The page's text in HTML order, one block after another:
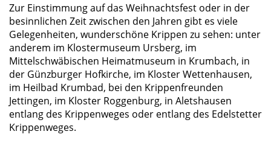
Zur Einstimmung auf das Weihnachtsfest oder in der
besinnlichen Zeit zwischen den Jahren gibt es viele
Gelegenheiten, wunderschöne Krippen zu sehen: unter
anderem im Klostermuseum Ursberg, im
Mittelschwäbischen Heimatmuseum in Krumbach, in
der Günzburger Hofkirche, im Kloster Wettenhausen,
im Heilbad Krumbad, bei den Krippenfreunden
Jettingen, im Kloster Roggenburg, in Aletshausen
entlang des Krippenweges oder entlang des Edelstetter
Krippenweges.